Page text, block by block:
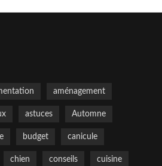
aménagement
astuces Automne
budget canicule
chien conseils cuisine